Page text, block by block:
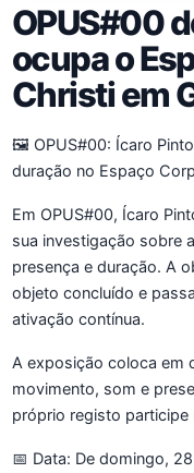
OPUS#00
ocupa o
Christi em
🖼️ OPUS#00: Ícaro
duração no Espaço
Em OPUS#00, Ícaro
sua investigação sobre
presença e duração. A
objeto concluído e
ativação contínua.
A exposição coloca em
movimento, som e
próprio registo participe
📅 Data: De domingo,